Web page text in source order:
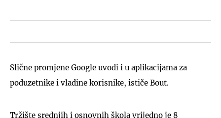
Slične promjene Google uvodi i u aplikacijama za
poduzetnike i vladine korisnike, ističe Bout.
Tržište srednjih i osnovnih škola vrijedno je 8